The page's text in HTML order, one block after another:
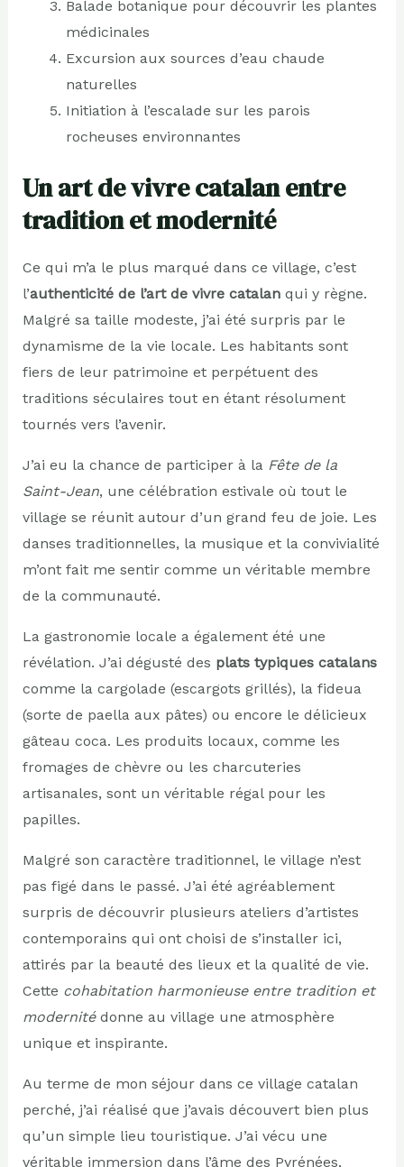
Balade botanique pour découvrir les plantes
médicinales
Excursion aux sources d’eau chaude
naturelles
Initiation à l’escalade sur les parois
rocheuses environnantes
Un art de vivre catalan entre
tradition et modernité
Ce qui m’a le plus marqué dans ce village, c’est
l’authenticité de l’art de vivre catalanqui y règne.
Malgré sa taille modeste, j’ai été surpris par le
dynamisme de la vie locale. Les habitants sont
fiers de leur patrimoine et perpétuent des
traditions séculaires tout en étant résolument
tournés vers l’avenir.
J’ai eu la chance de participer à la Fête de la
Saint-Jean, une célébration estivale où tout le
village se réunit autour d’un grand feu de joie. Les
danses traditionnelles, la musique et la convivialité
m’ont fait me sentir comme un véritable membre
de la communauté.
La gastronomie locale a également été une
révélation. J’ai dégusté des plats typiques catalans
comme la cargolade (escargots grillés), la fideua
(sorte de paella aux pâtes) ou encore le délicieux
gâteau coca. Les produits locaux, comme les
fromages de chèvre ou les charcuteries
artisanales, sont un véritable régal pour les
papilles.
Malgré son caractère traditionnel, le village n’est
pas figé dans le passé. J’ai été agréablement
surpris de découvrir plusieurs ateliers d’artistes
contemporains qui ont choisi de s’installer ici,
attirés par la beauté des lieux et la qualité de vie.
Cette cohabitation harmonieuse entre tradition et
modernitédonne au village une atmosphère
unique et inspirante.
Au terme de mon séjour dans ce village catalan
perché, j’ai réalisé que j’avais découvert bien plus
qu’un simple lieu touristique. J’ai vécu une
véritable immersion dans l’âme des Pyrénées,